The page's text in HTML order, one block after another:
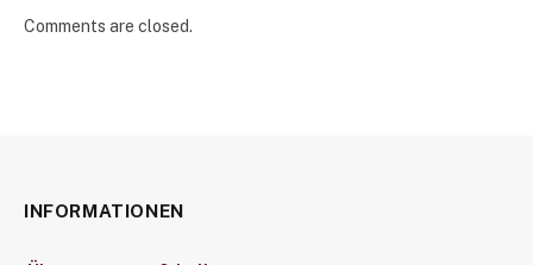
Comments are closed.
INFORMATIONEN